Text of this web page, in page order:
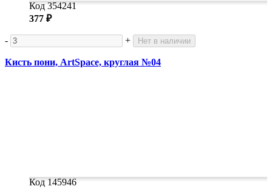
Код 354241
377 ₽
- + Нет в наличии
Кисть пони, ArtSpace, круглая №04
Код 145946